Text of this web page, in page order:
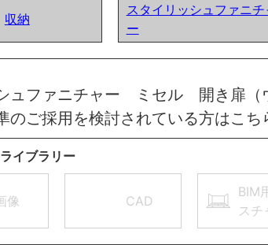
収納
スタイリッシュファニチ
ー
ュファニチャー ミセル 開き扉
のご採用を検討されている方はこ
イブラリー
像 CAD
BIM
スチ